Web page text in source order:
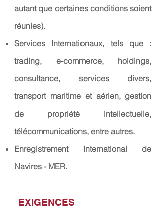
autant que certaines conditions soient
réunies).
Services Internationaux, tels que :
trading, e-commerce, holdings,
consultance, services divers,
transport maritime et aérien, gestion
de propriété intellectuelle,
télécommunications, entre autres.
Enregistrement International de
Navires - MER.
EXIGENCES